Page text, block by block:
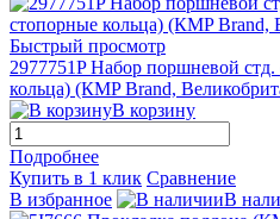
Быстрый просмотр
2977751P Набор поршневой
кольца) (КMP Brand,
В корзину
Подробнее
Купить в 1 клик Сравнение
В избранное
В